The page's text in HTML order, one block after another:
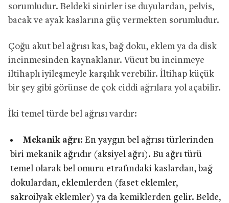
sorumludur. Beldeki sinirler ise duyulardan, pelvis,
bacak ve ayak kaslarına güç vermekten sorumludur.
Çoğu akut bel ağrısı kas, bağ doku, eklem ya da disk
incinmesinden kaynaklanır. Vücut bu incinmeye
iltihaplı iyileşmeyle karşılık verebilir. İltihap küçük
bir şey gibi görünse de çok ciddi ağrılara yol açabilir.
İki temel türde bel ağrısı vardır:
Mekanik ağrı: En yaygın bel ağrısı türlerinden
biri mekanik ağrıdır (aksiyel ağrı). Bu ağrı türü
temel olarak bel omuru etrafındaki kaslardan, bağ
dokulardan, eklemlerden (faset eklemler,
sakroilyak eklemler) ya da kemiklerden gelir. Belde,